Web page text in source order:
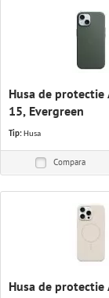
Husa de protectie
15, Evergreen
Tip: Husa
Compara
Husa de protectie